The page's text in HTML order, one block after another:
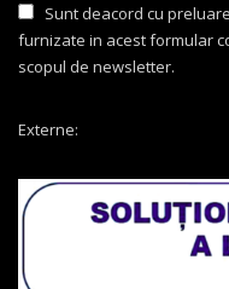
Sunt deacord cu
furnizate in acest formular
scopul de newsletter.
Externe: